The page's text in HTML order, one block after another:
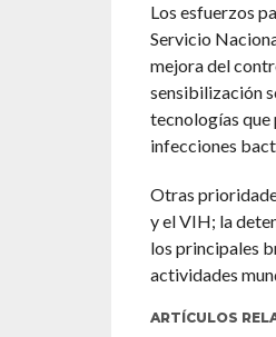
Los esfuerzos
Servicio
mejora del
sensibilización
tecnologías que
infecciones
Otras
y el VIH; la
los principales
actividades
ARTÍCULOS